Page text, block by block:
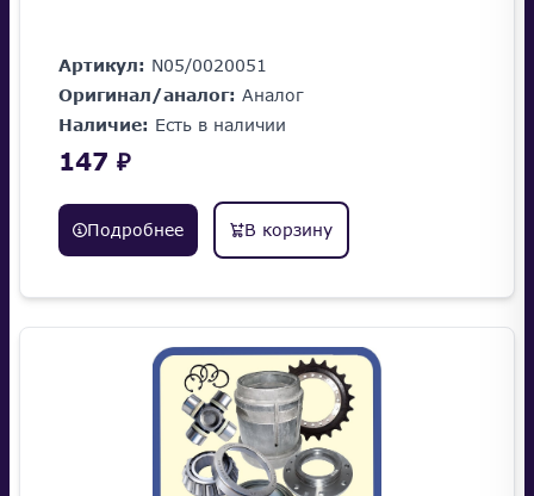
Артикул: N05/0020051
Оригинал/аналог: Аналог
Наличие: Есть в наличии
147 ₽
Подробнее В корзину